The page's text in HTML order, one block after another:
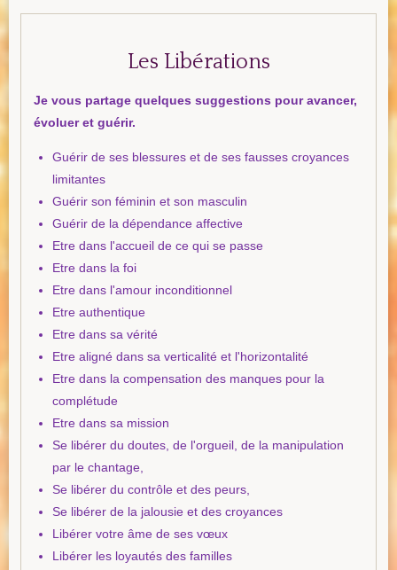
Les Libérations
​Je vous partage quelques suggestions pour avancer,
évoluer et guérir.
Guérir de ses blessures et de ses fausses croyances
limitantes
Guérir son féminin et son masculin
Guérir de la dépendance affective
Etre dans l'accueil de ce qui se passe
Etre dans la foi
Etre dans l'amour inconditionnel
Etre authentique
Etre dans sa vérité
Etre aligné dans sa verticalité et l'horizontalité
Etre dans la compensation des manques pour la
complétude
Etre dans sa mission
Se libérer du doutes, de l'orgueil, de la manipulation
par le chantage,
Se libérer du contrôle et des peurs,
Se libérer de la jalousie et des croyances
Libérer votre âme de ses vœux
Libérer les loyautés des familles